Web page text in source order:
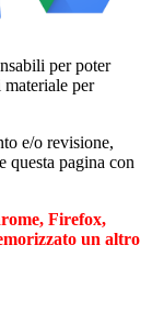
per poter
per
e/o revisione,
questa pagina con
Firefox,
un altro